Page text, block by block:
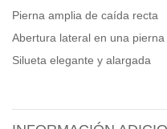
Pierna amplia de caída recta
Abertura lateral en una pierna
Silueta elegante y alargada